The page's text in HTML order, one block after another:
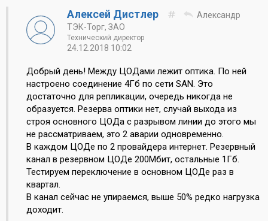
Алексей Дистлер
Александр
ТЭК-Торг, ЗАО
Технический директор
24.12.2018 10:02
Добрый день! Между ЦОДами лежит оптика. По ней
настроено соединение 4Гб по сети SAN. Это
достаточно для репликации, очередь никогда не
образуется. Резерва оптики нет, случай выхода из
строя основного ЦОДа с разрывом линии до этого мы
не рассматриваем, это 2 аварии одновременно.
В каждом ЦОДе по 2 провайдера интернет. Резервный
канал в резервном ЦОДе 200Мбит, остальные 1Гб.
Тестируем переключение в основном ЦОДе раз в
квартал.
В канал сейчас не упираемся, выше 50% редко нагрузка
доходит.